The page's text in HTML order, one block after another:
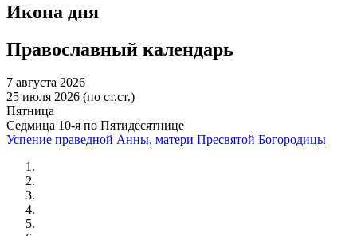
Икона дня
Православный календарь
7 августа 2026
25 июля 2026 (по ст.ст.)
Пятница
Седмица 10-я по Пятидесятнице
Успение праведной Анны, матери Пресвятой Богородицы